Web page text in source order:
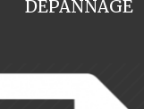
DEPANNAGE